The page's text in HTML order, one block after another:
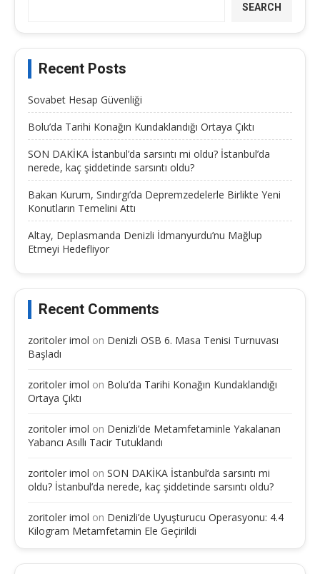
SEARCH
Recent Posts
Sovabet Hesap Güvenliği
Bolu’da Tarihi Konağın Kundaklandığı Ortaya Çıktı
SON DAKİKA İstanbul’da sarsıntı mi oldu? İstanbul’da
nerede, kaç şiddetinde sarsıntı oldu?
Bakan Kurum, Sındırgı’da Depremzedelerle Birlikte Yeni
Konutların Temelini Attı
Altay, Deplasmanda Denizli İdmanyurdu’nu Mağlup
Etmeyi Hedefliyor
Recent Comments
zoritoler imol on Denizli OSB 6. Masa Tenisi Turnuvası
Başladı
zoritoler imol on Bolu’da Tarihi Konağın Kundaklandığı
Ortaya Çıktı
zoritoler imol on Denizli’de Metamfetaminle Yakalanan
Yabancı Asıllı Tacir Tutuklandı
zoritoler imol on SON DAKİKA İstanbul’da sarsıntı mi
oldu? İstanbul’da nerede, kaç şiddetinde sarsıntı oldu?
zoritoler imol on Denizli’de Uyuşturucu Operasyonu: 4.4
Kilogram Metamfetamin Ele Geçirildi